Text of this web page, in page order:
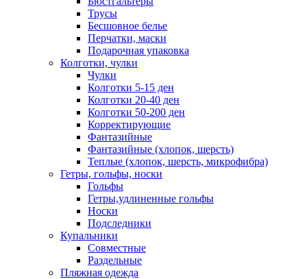
Трусы
Бесшовное белье
Перчатки, маски
Подарочная упаковка
Колготки, чулки
Чулки
Колготки 5-15 ден
Колготки 20-40 ден
Колготки 50-200 ден
Корректирующие
Фантазийные
Фантазийные (хлопок, шерсть)
Теплые (хлопок, шерсть, микрофибра)
Гетры, гольфы, носки
Гольфы
Гетры,удлиненные гольфы
Носки
Подследники
Купальники
Совместные
Раздельные
Пляжная одежда